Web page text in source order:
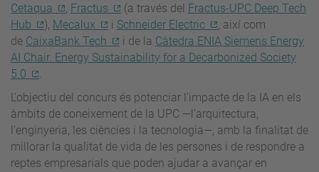
Cetaqua
, Fractus (a través del Fractus-UPC Deep Tech
Hub
), Mecalux i Schneider Electric
, així com
de CaixaBank Tech i de la Càtedra ENIA Siemens Energy
AI Chair. Energy Sustainability for a Decarbonized Society
5.0
.
L'objectiu del concurs és potenciar l’impacte de la IA en els
àmbits de coneixement de la UPC —l’arquitectura,
l’enginyeria, les ciències i la tecnologia—, amb la finalitat de
millorar la qualitat de vida de les persones i de respondre a
reptes empresarials que poden ajudar a avançar en